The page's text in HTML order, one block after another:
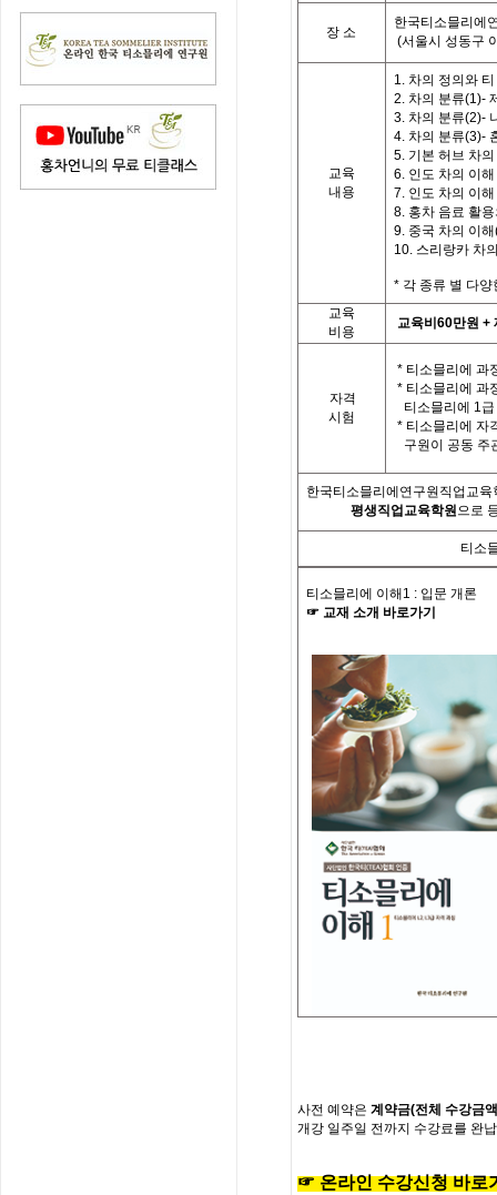
장 소
한국티소믈리에
(서울시 성동구
교육
내용
1. 차의 정의와
2. 차의 분류(1)-
3. 차의 분류(2)-
4. 차의 분류(3)-
5. 기본 허브 차
6. 인도 차의 이
7. 인도 차의 이
8. 홍차 음료 활
9. 중국 차의 이
10. 스리랑카 차
* 각 종류 별 다양
교육
비용
교육비 60만원 +
자격
시험
* 티소믈리에 과
* 티소믈리에 과
티소믈리에 1
* 티소믈리에 자
구원이 공동 주
한국티소믈리에연구원직업교육
평생직업교육학원으로
티소
티소믈리에 이해 1 : 입문 개론
☞ 교재 소개 바로가기
사전 예약은 계약금(전체 수강금
개강 일주일 전까지 수강료를 완
☞온라인수강신청 바로